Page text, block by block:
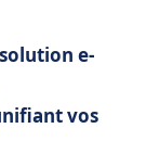
solution e-
vos